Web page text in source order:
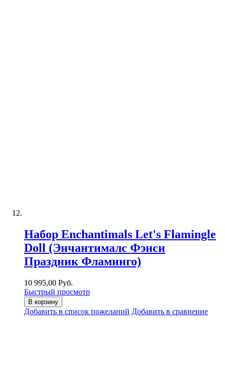
Набор Enchantimals Let's Flamingle
Doll (Энчантималс Фэнси
Праздник Фламинго)
10 995,00 Руб.
Быстрый просмотр
В корзину
Добавить в список пожеланий Добавить в сравнение